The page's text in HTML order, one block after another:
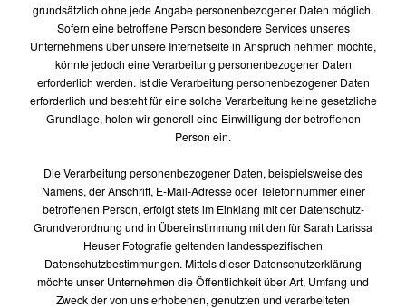
grundsätzlich ohne jede Angabe personenbezogener Daten möglich.
Sofern eine betroffene Person besondere Services unseres
Unternehmens über unsere Internetseite in Anspruch nehmen möchte,
könnte jedoch eine Verarbeitung personenbezogener Daten
erforderlich werden. Ist die Verarbeitung personenbezogener Daten
erforderlich und besteht für eine solche Verarbeitung keine gesetzliche
Grundlage, holen wir generell eine Einwilligung der betroffenen
Person ein.
Die Verarbeitung personenbezogener Daten, beispielsweise des
Namens, der Anschrift, E-Mail-Adresse oder Telefonnummer einer
betroffenen Person, erfolgt stets im Einklang mit der Datenschutz-
Grundverordnung und in Übereinstimmung mit den für Sarah Larissa
Heuser Fotografie geltenden landesspezifischen
Datenschutzbestimmungen. Mittels dieser Datenschutzerklärung
möchte unser Unternehmen die Öffentlichkeit über Art, Umfang und
Zweck der von uns erhobenen, genutzten und verarbeiteten